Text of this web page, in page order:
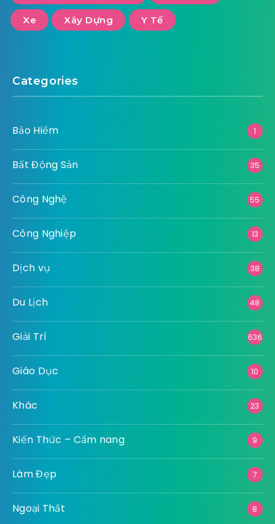
Xe Xây Dựng Y Tế
Categories
Bảo Hiểm 1
Bất Động Sản 35
Công Nghệ 55
Công Nghiệp 13
Dịch vụ 38
Du Lịch 48
Giải Trí 636
Giáo Dục 10
Khác 23
Kiến Thức – Cẩm nang 9
Làm Đẹp 7
Ngoại Thất 8